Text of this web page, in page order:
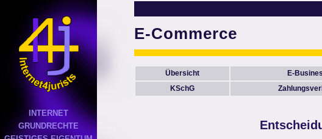
INTERNET
GRUNDRECHTE
E-Commerce
Übersicht E-
KSchG